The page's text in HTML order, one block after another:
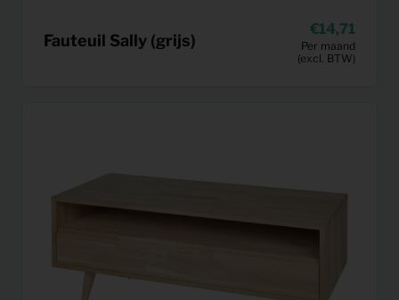
Fauteuil Sally (grijs)
14,71
Per maand
(excl. BTW)